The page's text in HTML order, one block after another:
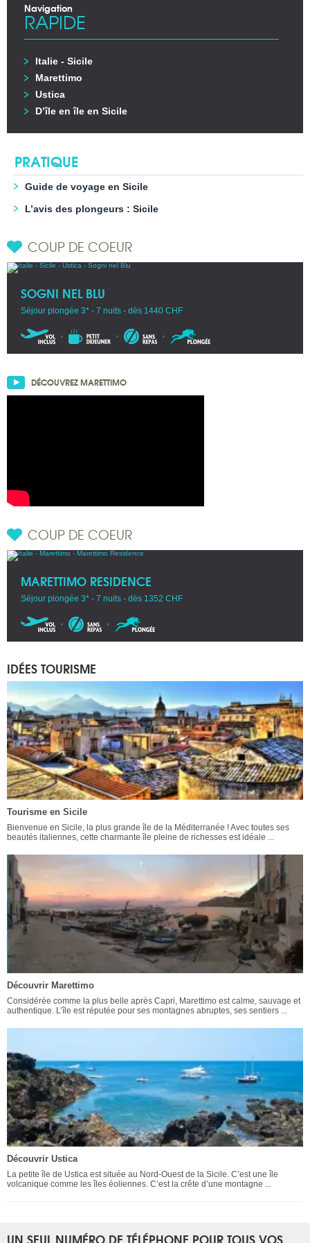
Navigation
RAPIDE
Italie - Sicile
Marettimo
Ustica
D’île en île en Sicile
PRATIQUE
Guide de voyage en Sicile
L’avis des plongeurs : Sicile
COUP DE COEUR
SOGNI NEL BLU
Séjour plongée 3* - 7 nuits - dès 1440 CHF
DÉCOUVREZ MARETTIMO
COUP DE COEUR
MARETTIMO RESIDENCE
Séjour plongée 3* - 7 nuits - dès 1352 CHF
IDÉES TOURISME
Tourisme en Sicile
Bienvenue en Sicile, la plus grande île de la Méditerranée ! Avec toutes ses
beautés italiennes, cette charmante île pleine de richesses est idéale ...
Découvrir Marettimo
Considérée comme la plus belle après Capri, Marettimo est calme, sauvage et
authentique. L’île est réputée pour ses montagnes abruptes, ses sentiers ...
Découvrir Ustica
La petite île de Ustica est située au Nord-Ouest de la Sicile. C’est une île
volcanique comme les îles éoliennes. C’est la crête d’une montagne ...